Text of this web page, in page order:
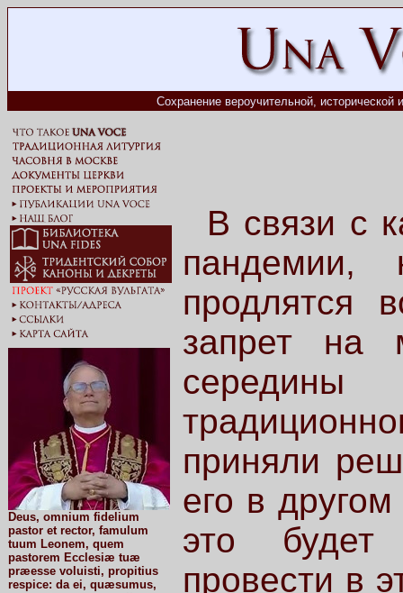
Сохранение вероучительной, исторической
Deus, omnium fidelium
pastor et rector, famulum
tuum Leonem, quem
pastorem Ecclesiæ tuæ
præesse voluisti, propitius
respice: da ei, quæsumus,
В связи с
пандемии,
продлятся
запрет на
приняли
его в
это будет
провести в